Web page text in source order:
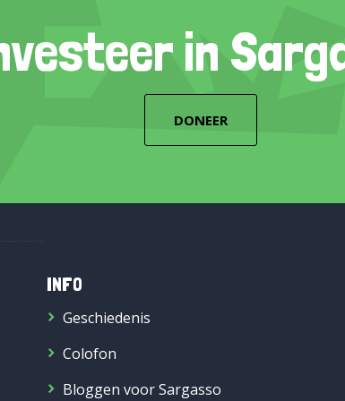
in
DONEER
INFO
Geschiedenis
Colofon
Bloggen voor Sargasso